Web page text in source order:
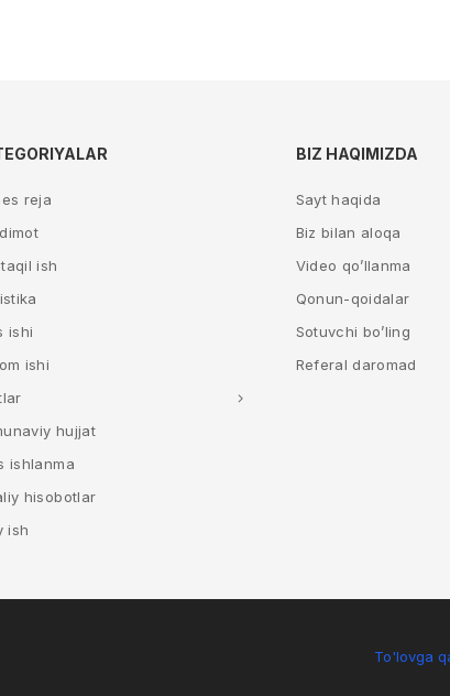
reja
ish
ishi
ishi
hujjat
ishlanma
hisobotlar
ish
BIZ HAQIMIZDA
Sayt haqida
Biz bilan aloqa
Video qo’llanma
Qonun-qoidalar
Sotuvchi bo’ling
Referal daromad
To'lovga